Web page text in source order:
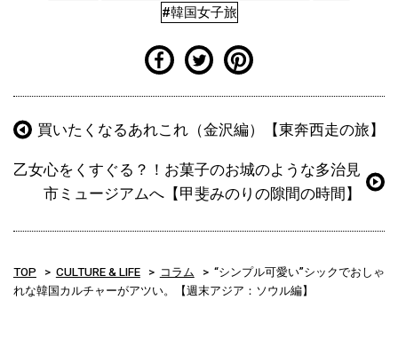
#韓国女子旅
買いたくなるあれこれ（金沢編）【東奔西走の旅】
乙女心をくすぐる？！お菓子のお城のような多治見
市ミュージアムへ【甲斐みのりの隙間の時間】
TOP CULTURE & LIFE コラム
“シンプル可愛い”シックでおしゃ
れな韓国カルチャーがアツい。【週末アジア：ソウル編】